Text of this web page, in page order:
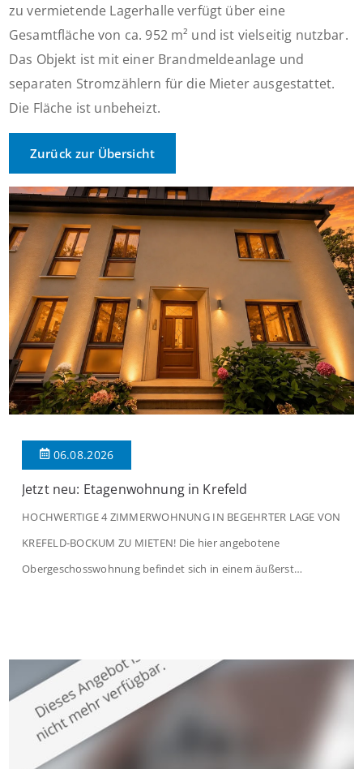
zu vermietende Lagerhalle verfügt über eine
Gesamtfläche von ca. 952 m² und ist vielseitig nutzbar.
Das Objekt ist mit einer Brandmeldeanlage und
separaten Stromzählern für die Mieter ausgestattet.
Die Fläche ist unbeheizt.
Zurück zur Übersicht
06.08.2026
Jetzt neu: Etagenwohnung in Krefeld
HOCHWERTIGE 4 ZIMMERWOHNUNG IN BEGEHRTER LAGE VON
KREFELD-BOCKUM ZU MIETEN! Die hier angebotene
Obergeschosswohnung befindet sich in einem äußerst
großzügige Räume und eine hochwertige Ausstattung, die
modernen Wohnkomfort mit einem stilvollen Ambiente
verbindet. Der […]